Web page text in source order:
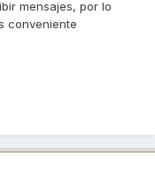
mensajes, por lo
conveniente